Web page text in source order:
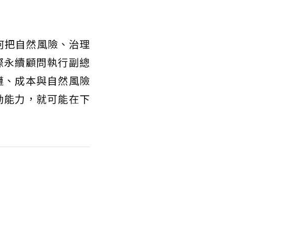
把自然風險、治理
續顧問執行副總
成本與自然風險
力，就可能在下